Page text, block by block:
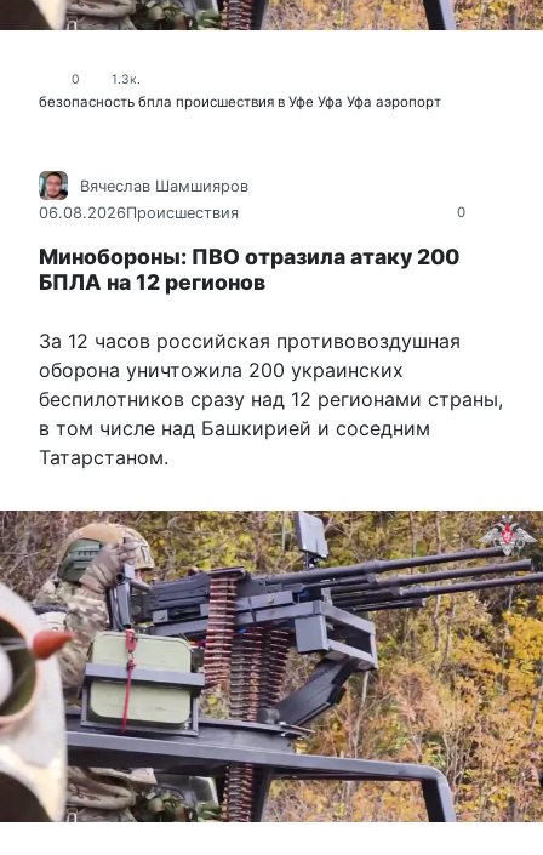
0 1.3к.
безопасность бпла происшествия в Уфе Уфа Уфа аэропорт
0
Вячеслав Шамшияров
06.08.2026Происшествия
Минобороны: ПВО отразила атаку 200
БПЛА на 12 регионов
За 12 часов российская противовоздушная
оборона уничтожила 200 украинских
беспилотников сразу над 12 регионами страны,
в том числе над Башкирией и соседним
Татарстаном.